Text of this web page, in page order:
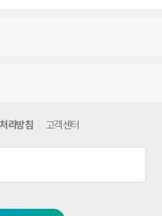
리방침 고객센터